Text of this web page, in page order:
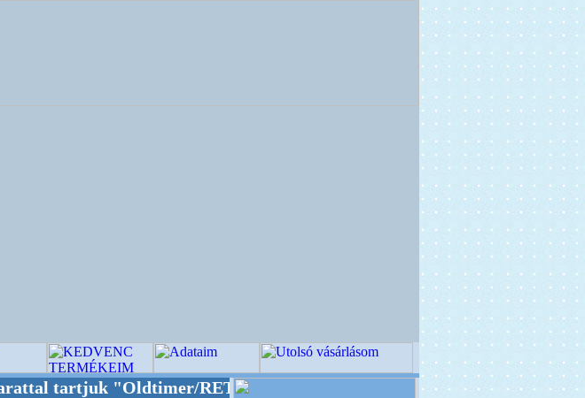
"Oldtimer/RETRO" designba!
+++++++ OPITEC - A Kreatív